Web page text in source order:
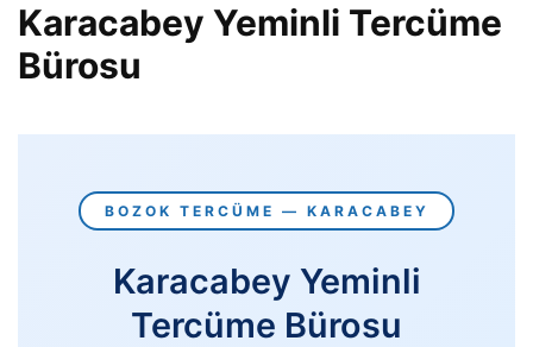
Karacabey Yeminli Tercüme
Bürosu
BOZOK TERCÜME — KARACABEY
Karacabey Yeminli
Tercüme Bürosu